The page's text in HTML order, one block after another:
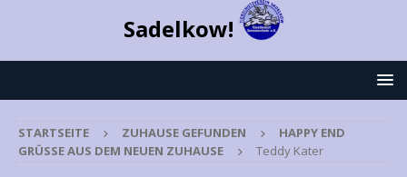
Sadelkow!
STARTSEITE ZUHAUSE GEFUNDEN
HAPPY END
GRÜSSE AUS DEM NEUEN ZUHAUSE
Teddy Kater